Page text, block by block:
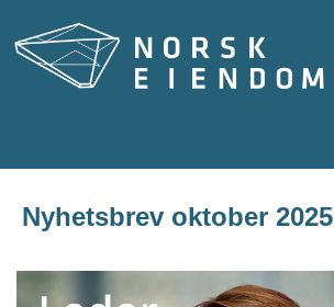
Nyhetsbrev oktober 2025